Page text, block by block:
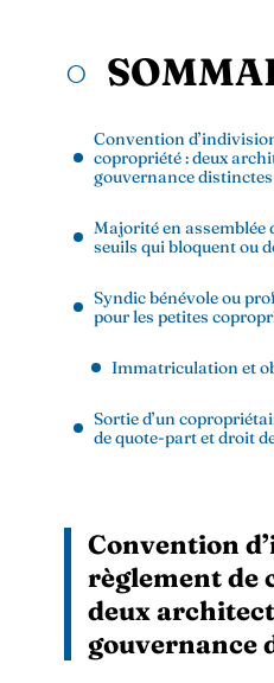
Convention
copropriété : deux
gouvernance distinctes
Majorité en assemblée
seuils qui bloquent ou
Syndic bénévole ou
pour les petites
Immatriculation et
Sortie d’un
de quote-part et droit
Convention
règlement de
deux
gouvernance